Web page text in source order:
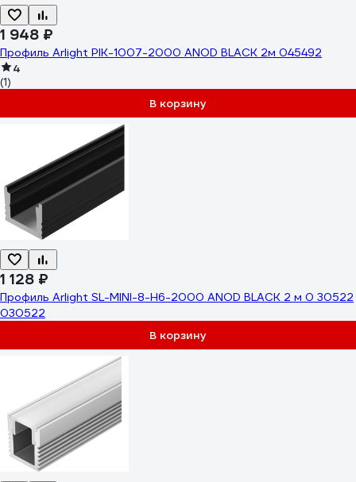
1 948 ₽
Профиль Arlight PIK-1007-2000 ANOD BLACK 2м 045492
4
(1)
В корзину
1 128 ₽
Профиль Arlight SL-MINI-8-H6-2000 ANOD BLACK 2 м 0 30522
030522
В корзину